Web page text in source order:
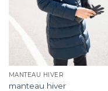
MANTEAU HIVER
manteau hiver